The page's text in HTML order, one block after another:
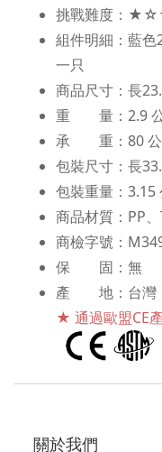
挑戰難度：
組件明細：藍色
一只
商品尺寸：長
重 量：2.9
承 重：80 公
包裝尺寸：長
包裝重量：3.15
商品材質：PP、
商檢字號：
保 固：無
產 地：台灣
★ 通過歐盟CE
關於我們